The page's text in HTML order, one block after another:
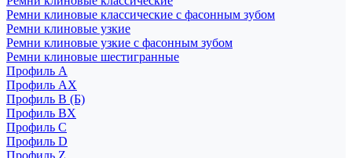
Ремни клиновые классические с фасонным зубом
Ремни клиновые узкие
Ремни клиновые узкие с фасонным зубом
Ремни клиновые шестигранные
Профиль A
Профиль AX
Профиль B (Б)
Профиль BX
Профиль C
Профиль D
Профиль Z